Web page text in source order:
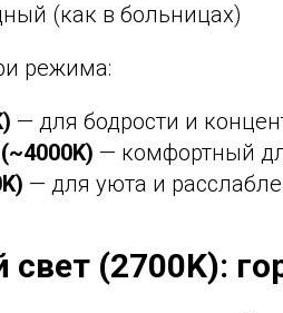
(как в больницах)
режима:
— для бодрости и
— комфортный
— для уюта и
(2700K):